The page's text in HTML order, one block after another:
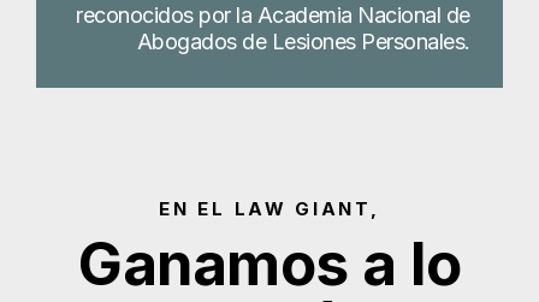
reconocidos por la Academia Nacional de
Abogados de Lesiones Personales.
EN EL LAW GIANT,
Ganamos a lo